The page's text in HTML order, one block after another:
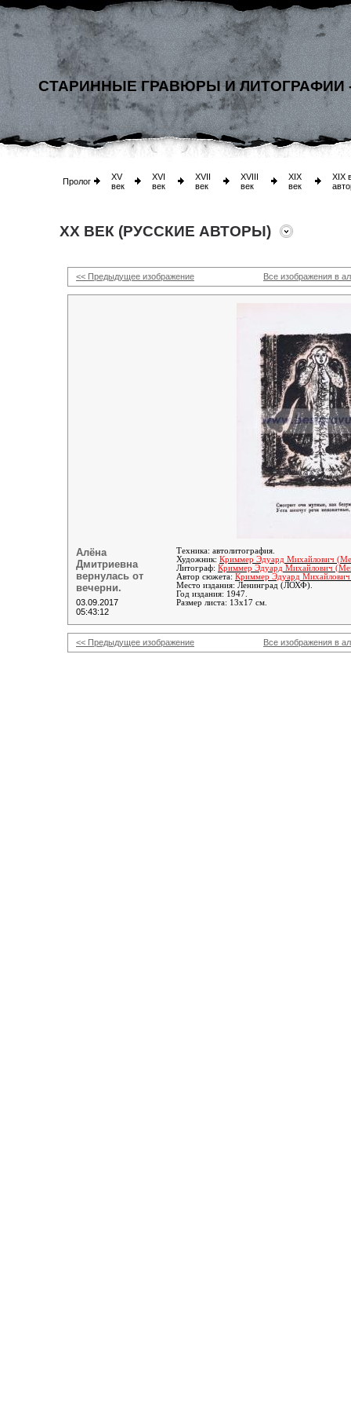
СТАРИННЫЕ ГРАВЮРЫ И ЛИТОГРАФИИ
Пролог
XV
век
XVI
век
XVII
век
XVIII
век
XIX
век
XIX
XX ВЕК (РУССКИЕ АВТОРЫ)
<< Предыдущее изображение Все изображения в
Алёна
Дмитриевна
вернулась от
вечерни.
03.09.2017
05:43:12
Техника: автолитография.
Художник: Криммер Эдуард Михайлович
Литограф: Криммер Эдуард Михайлович
Автор сюжета: Криммер Эдуард
Место издания: Ленинград (ЛОХФ).
Год издания: 1947.
Размер листа: 13х17 см.
<< Предыдущее изображение Все изображения в